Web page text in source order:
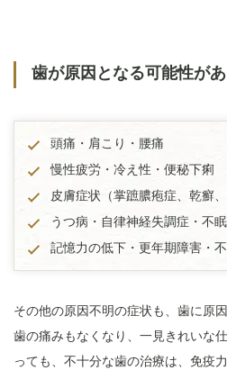
歯が原因となる可能性が
頭痛・肩こり・腰痛
慢性疲労・冷え性・便秘下痢
皮膚症状（掌蹠膿疱症、乾癬、
うつ病・自律神経失調症・不
記憶力の低下・更年期障害・
その他の原因不明の症状も、歯に原
歯の痛みもなくなり、一見きれいな
っても、不十分な歯の治療は、免疫